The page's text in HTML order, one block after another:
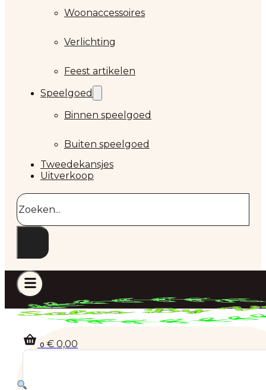
Woonaccessoires
Verlichting
Feest artikelen
Speelgoed
Binnen speelgoed
Buiten speelgoed
Tweedekansjes
Uitverkoop
Zoeken
0 € 0,00